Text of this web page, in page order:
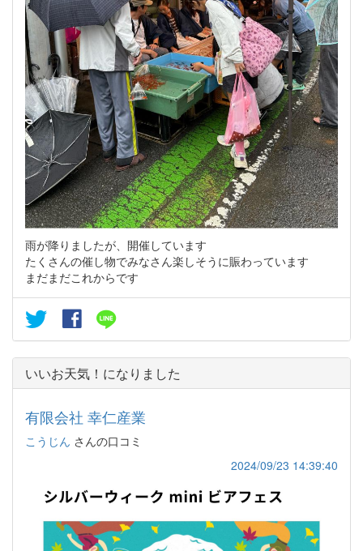
雨が降りましたが、開催しています
たくさんの催し物でみなさん楽しそうに賑わっています
まだまだこれからです
いいお天気！になりました
有限会社 幸仁産業
こうじん さんの口コミ
2024/09/23 14:39:40